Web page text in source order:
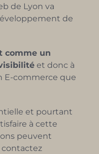
de Lyon va
de
comme un
et donc à
E-commerce que
et pourtant
à cette
peuvent
contactez